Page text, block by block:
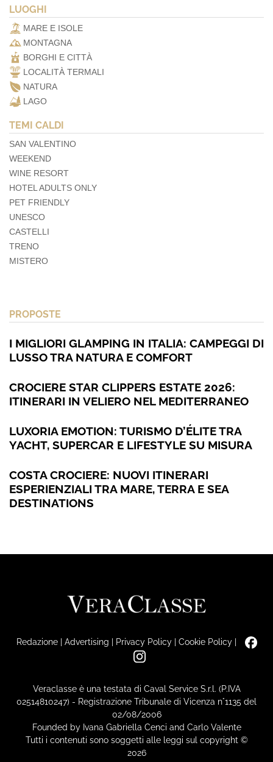
LUOGHI
MARE E ISOLE
MONTAGNA
BORGHI E CITTÀ
LOCALITÀ TERMALI
NATURA
LAGO
TEMI CALDI
SAN VALENTINO
WEEKEND
WINE RESORT
HOTEL ADULTS ONLY
PET FRIENDLY
UNESCO
CASTELLI
TRENO
MISTERO
PROPOSTE
I MIGLIORI GLAMPING IN ITALIA: CAMPEGGI DI
LUSSO TRA NATURA E COMFORT
CROCIERE STAR CLIPPERS ESTATE 2026:
ITINERARI IN VELIERO NEL MEDITERRANEO
LUXORIA EMOTION: TURISMO D’ÉLITE TRA
YACHT, SUPERCAR E LIFESTYLE SU MISURA
COSTA CROCIERE: NUOVI ITINERARI
ESPERIENZIALI TRA MARE, TERRA E SEA
DESTINATIONS
Redazione| Advertising | Privacy Policy| Cookie Policy|
Veraclasse è una testata di Caval Service S.r.l. (P.IVA
02514810247) - Registrazione Tribunale di Vicenza n°1135 del
02/08/2006
Founded by Ivana Gabriella Cenci and Carlo Valente
Tutti i contenuti sono soggetti alle leggi sul copyright ©
2026